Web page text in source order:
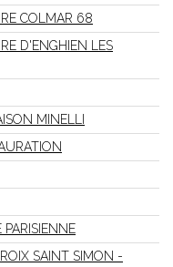
COLMAR 68
D'ENGHIEN LES
MINELLI
SAINT SIMON -